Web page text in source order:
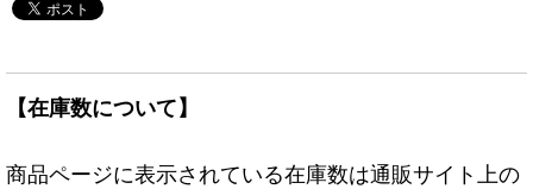
【在庫数について】
商品ページに表示されている在庫数は通販サイト上の